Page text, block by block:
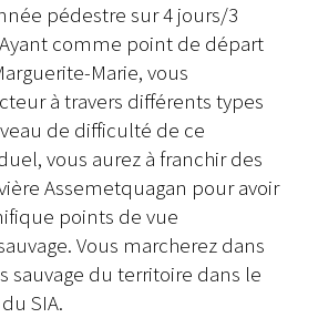
pédestre sur 4 jours/3
comme point de départ
Marie, vous
à travers différents types
de difficulté de ce
vous aurez à franchir des
Assemetquagan pour avoir
points de vue
Vous marcherez dans
sauvage du territoire dans le
SIA.